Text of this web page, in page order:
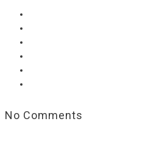
No Comments